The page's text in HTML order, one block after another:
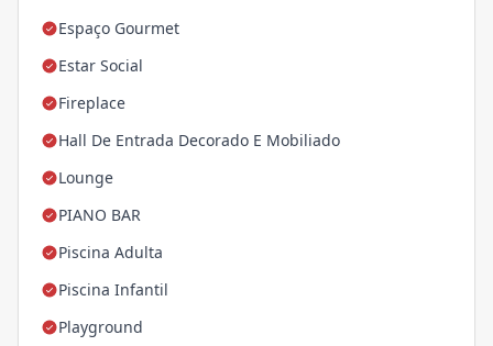
Espaço Gourmet
Estar Social
Fireplace
Hall De Entrada Decorado E Mobiliado
Lounge
PIANO BAR
Piscina Adulta
Piscina Infantil
Playground